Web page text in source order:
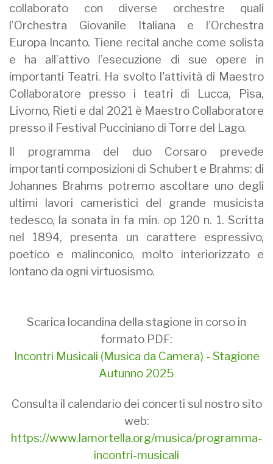
collaborato con diverse orchestre quali
l’Orchestra Giovanile Italiana e l’Orchestra
Europa Incanto. Tiene recital anche come solista
e ha all’attivo l’esecuzione di sue opere in
importanti Teatri. Ha svolto l'attività di Maestro
Collaboratore presso i teatri di Lucca, Pisa,
Livorno, Rieti e dal 2021 è Maestro Collaboratore
presso il Festival Pucciniano di Torre del Lago.
Il programma del duo Corsaro prevede
importanti composizioni di Schubert e Brahms: di
Johannes Brahms potremo ascoltare uno degli
ultimi lavori cameristici del grande musicista
tedesco, la sonata in fa min. op 120 n. 1. Scritta
nel 1894, presenta un carattere espressivo,
poetico e malinconico, molto interiorizzato e
lontano da ogni virtuosismo.
Scarica locandina della stagione in corso in
formato PDF:
Incontri Musicali (Musica da Camera) - Stagione
Autunno 2025
Consulta il calendario dei concerti sul nostro sito
web:
https://www.lamortella.org/musica/programma-
incontri-musicali